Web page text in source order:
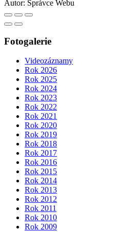
Autor: Správce Webu
Fotogalerie
Videozáznamy
Rok 2026
Rok 2025
Rok 2024
Rok 2023
Rok 2022
Rok 2021
Rok 2020
Rok 2019
Rok 2018
Rok 2017
Rok 2016
Rok 2015
Rok 2014
Rok 2013
Rok 2012
Rok 2011
Rok 2010
Rok 2009